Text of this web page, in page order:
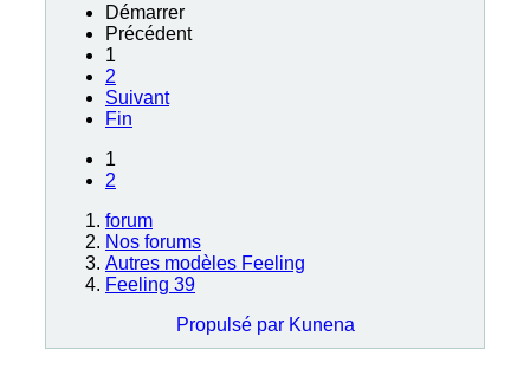
Démarrer
Précédent
1
2
Suivant
Fin
1
2
forum
Nos forums
Autres modèles Feeling
Feeling 39
Propulsé par Kunena